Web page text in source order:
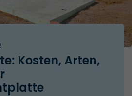
Kosten, Arten,